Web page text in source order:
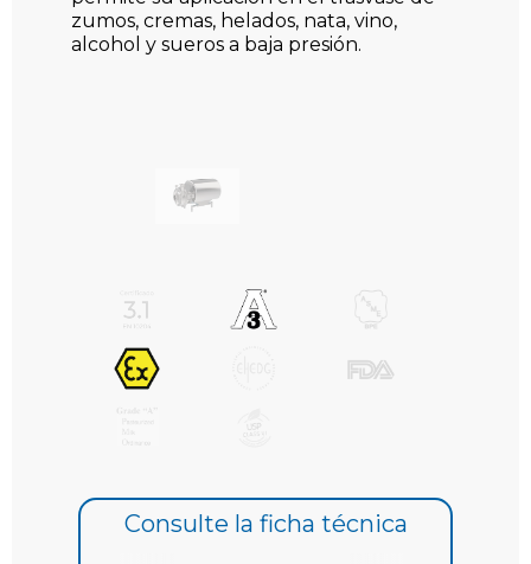
zumos, cremas, helados, nata, vino,
alcohol y sueros a baja presión.
Consulte la ficha técnica